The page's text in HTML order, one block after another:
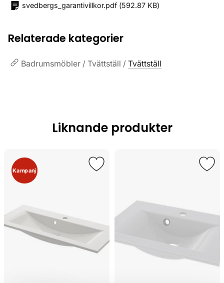
svedbergs_garantivillkor.pdf (592.87 KB)
Relaterade kategorier
Badrumsmöbler / Tvättställ / Tvättställ
Liknande produkter
Kampanj